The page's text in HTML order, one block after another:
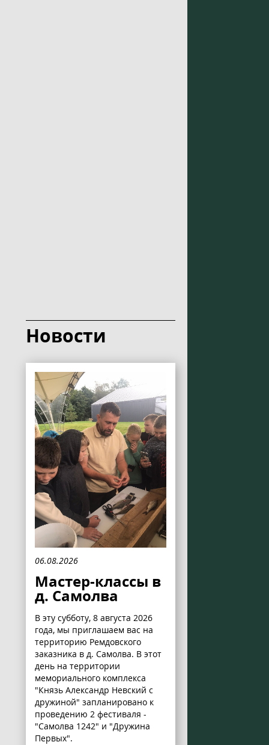
Новости
06.08.2026
Мастер-классы в
д. Самолва
В эту субботу, 8 августа 2026
года, мы приглашаем вас на
территорию Ремдовского
заказника в д. Самолва. В этот
день на территории
мемориального комплекса
"Князь Александр Невский с
дружиной" запланировано к
проведению 2 фестиваля -
"Самолва 1242" и "Дружина
Первых".